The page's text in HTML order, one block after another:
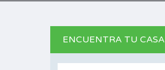
ENCUENTRA TU CASA